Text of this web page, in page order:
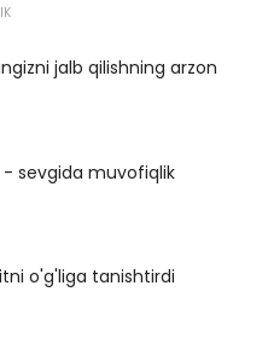
jalb qilishning arzon
- sevgida muvofiqlik
o'g'liga tanishtirdi